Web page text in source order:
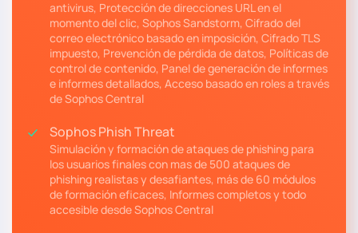
antivirus, Protección de direcciones URL en el
momento del clic, Sophos Sandstorm, Cifrado del
correo electrónico basado en imposición, Cifrado TLS
impuesto, Prevención de pérdida de datos, Políticas de
control de contenido, Panel de generación de informes
e informes detallados, Acceso basado en roles a través
de Sophos Central
Sophos Phish Threat
Simulación y formación de ataques de phishing para
los usuarios finales con mas de 500 ataques de
phishing realistas y desafiantes, más de 60 módulos
de formación eficaces, Informes completos y todo
accesible desde Sophos Central